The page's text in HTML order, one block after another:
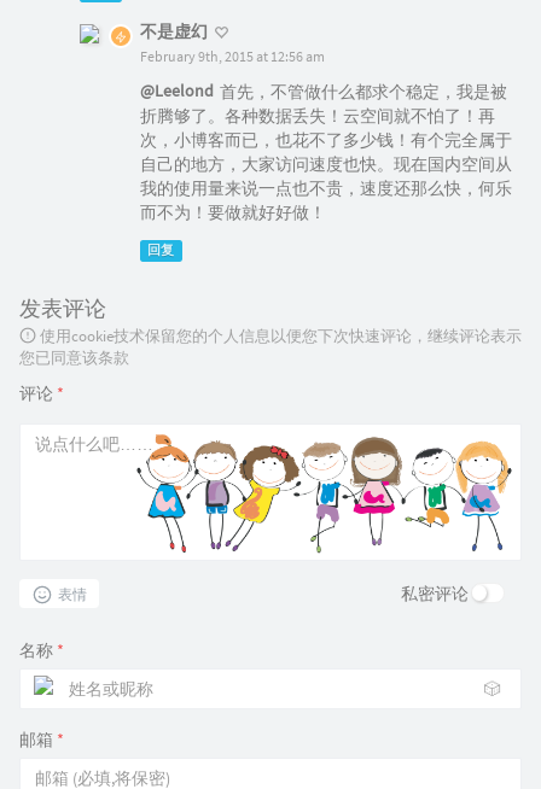
不是虚幻
February 9th, 2015 at 12:56 am
@Leelond 首先，不管做什么都求个稳定，我是被
折腾够了。各种数据丢失！云空间就不怕了！再
次，小博客而已，也花不了多少钱！有个完全属于
自己的地方，大家访问速度也快。现在国内空间从
我的使用量来说一点也不贵，速度还那么快，何乐
而不为！要做就好好做！
回复
发表评论
使用cookie技术保留您的个人信息以便您下次快速评论，继续评论表示
您已同意该条款
评论 *
表情 私密评论
名称 *
🎲
邮箱 *